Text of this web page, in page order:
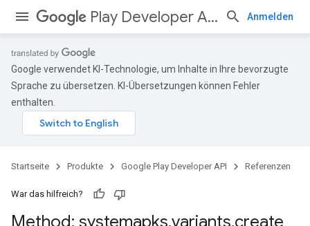
Play Developer API Anmelden
Google verwendet KI-Technologie, um Inhalte in Ihre bevorzugte
Sprache zu übersetzen. KI-Übersetzungen können Fehler
enthalten.
Startseite Produkte Google Play Developer API Referenzen
War das hilfreich?
Method: systemapks.variants.create